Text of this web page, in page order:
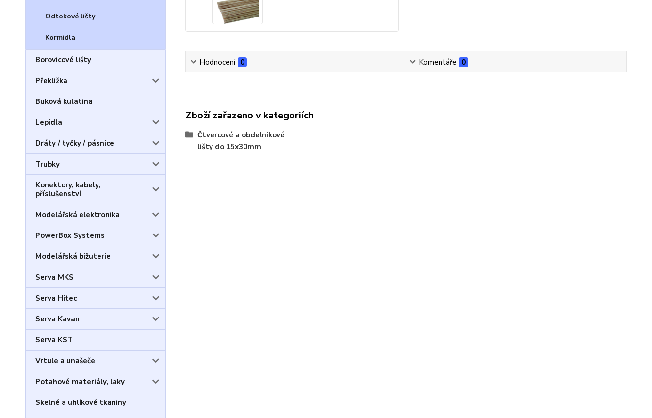
Odtokové lišty
Kormidla
Borovicové lišty
Překližka
Buková kulatina
Lepidla
Dráty / tyčky / pásnice
Trubky
Konektory, kabely,
příslušenství
Modelářská elektronika
PowerBox Systems
Modelářská bižuterie
Serva MKS
Serva Hitec
Serva Kavan
Serva KST
Vrtule a unašeče
Potahové materiály, laky
Skelné a uhlíkové tkaniny
Hodnocení 0 Komentáře 0
Zboží zařazeno v kategoriích
Čtvercové a obdelníkové
lišty do 15x30mm